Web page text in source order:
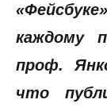
каждому
проф.
что